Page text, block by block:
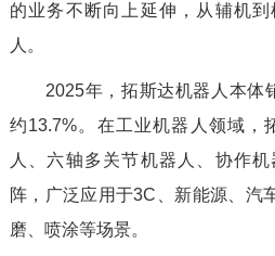
的业务不断向上延伸，从辅机
人。
2025年，拓斯达机器人本体
约13.7%。在工业机器人领域，
人、六轴多关节机器人、协作
阵，广泛应用于3C、新能源、汽
磨、喷涂等场景。